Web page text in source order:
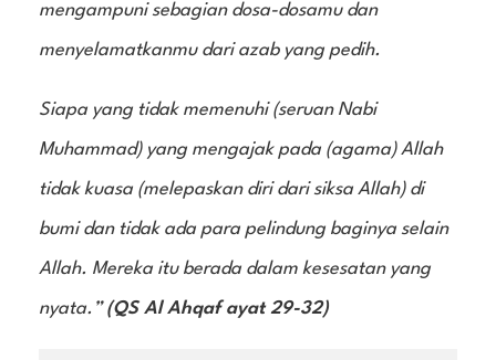
mengampuni sebagian dosa-dosamu dan
menyelamatkanmu dari azab yang pedih.
Siapa yang tidak memenuhi (seruan Nabi
Muhammad) yang mengajak pada (agama) Allah
tidak kuasa (melepaskan diri dari siksa Allah) di
bumi dan tidak ada para pelindung baginya selain
Allah. Mereka itu berada dalam kesesatan yang
nyata.”(QS Al Ahqaf ayat 29-32)